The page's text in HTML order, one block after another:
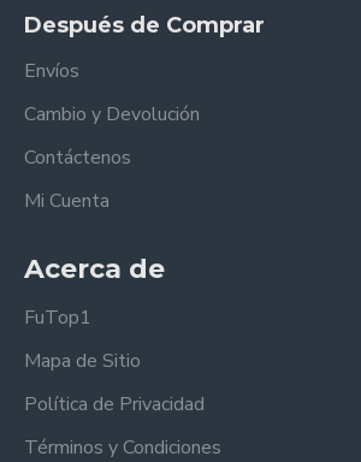
Después de Comprar
Envíos
Cambio y Devolución
Contáctenos
Mi Cuenta
Acerca de
FuTop1
Mapa de Sitio
Política de Privacidad
Términos y Condiciones